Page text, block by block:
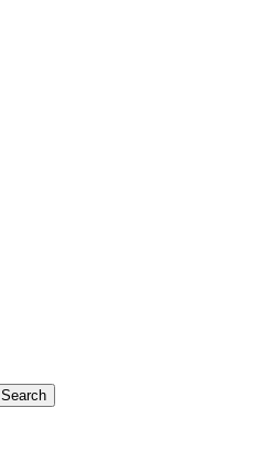
Search